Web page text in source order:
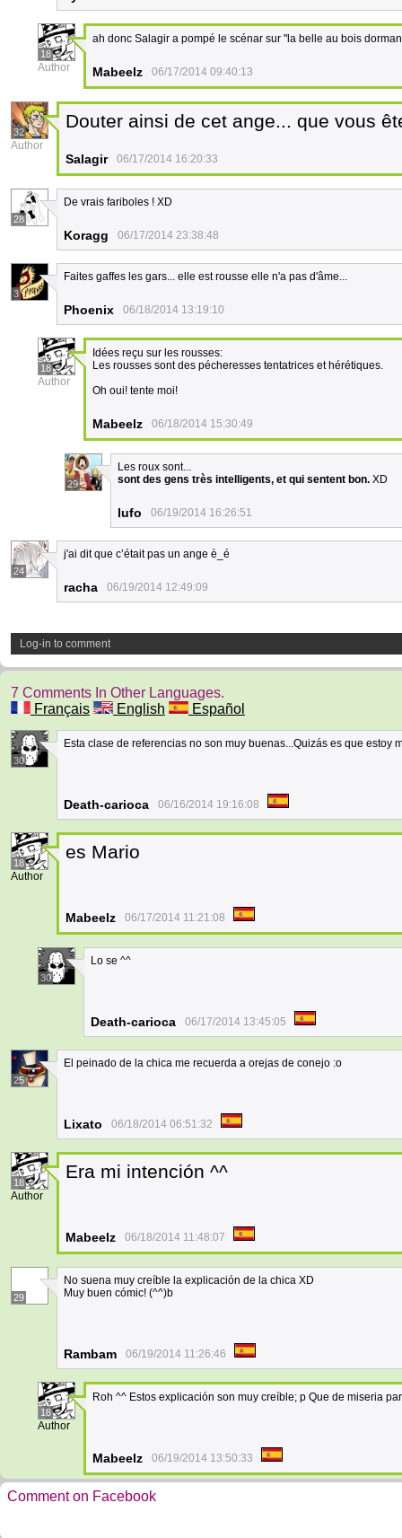
18
Author
ah donc Salagir a pompé le scénar sur "la belle au bois
Mabeelz 06/17/2014 09:40:13
32
Author
Douter ainsi de cet ange... que vous
Salagir 06/17/2014 16:20:33
28
De vrais fariboles ! XD
Koragg 06/17/2014 23:38:48
3
Faites gaffes les gars... elle est rousse elle n'a pas d'âme...
Phoenix 06/18/2014 13:19:10
18
Author
Idées reçu sur les rousses:
Les rousses sont des pécheresses tentatrices et hérétiques.
Oh oui! tente moi!
Mabeelz 06/18/2014 15:30:49
29
Les roux sont...
sont des gens très intelligents, et qui sentent bon. XD
lufo 06/19/2014 16:26:51
24
j'ai dit que c’était pas un ange è_é
racha 06/19/2014 12:49:09
Log-in to comment
7 Comments In Other Languages.
Français
English Español
30
Esta clase de referencias no son muy buenas...Quizás es que estoy
Death-carioca 06/16/2014 19:16:08
18
Author
es Mario
Mabeelz 06/17/2014 11:21:08
30
Lo se ^^
Death-carioca 06/17/2014 13:45:05
25
El peinado de la chica me recuerda a orejas de conejo :o
Lixato 06/18/2014 06:51:32
18
Author
Era mi intención ^^
Mabeelz 06/18/2014 11:48:07
29
No suena muy creíble la explicación de la chica XD
Muy buen cómic! (^^)b
Rambam 06/19/2014 11:26:46
18
Author
Roh ^^ Estos explicación son muy creíble; p Que de miseria
Mabeelz 06/19/2014 13:50:33
Comment on Facebook